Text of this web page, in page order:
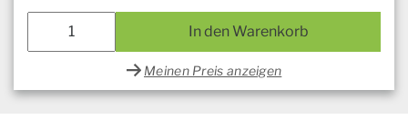
In den Warenkorb
Meinen Preis anzeigen